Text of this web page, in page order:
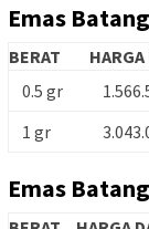
Emas
BERAT HARGA
0.5 gr
1 gr
Emas